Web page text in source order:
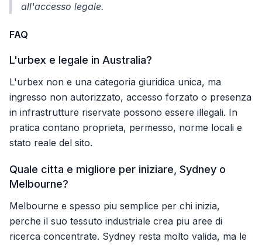
all'accesso legale.
FAQ
L'urbex e legale in Australia?
L'urbex non e una categoria giuridica unica, ma
ingresso non autorizzato, accesso forzato o presenza
in infrastrutture riservate possono essere illegali. In
pratica contano proprieta, permesso, norme locali e
stato reale del sito.
Quale citta e migliore per iniziare, Sydney o
Melbourne?
Melbourne e spesso piu semplice per chi inizia,
perche il suo tessuto industriale crea piu aree di
ricerca concentrate. Sydney resta molto valida, ma le